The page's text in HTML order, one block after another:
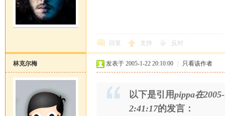
回复 支持 反对
林克尔梅 发表于 2005-1-22 20:10:00 只看该作者
以下是引用pippa在
2:41:17的发言：